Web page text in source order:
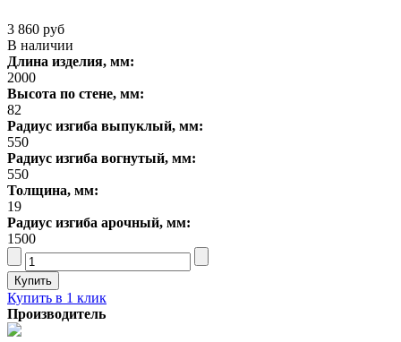
3 860 руб
В наличии
Длина изделия, мм:
2000
Высота по стене, мм:
82
Радиус изгиба выпуклый, мм:
550
Радиус изгиба вогнутый, мм:
550
Толщина, мм:
19
Радиус изгиба арочный, мм:
1500
Купить в 1 клик
Производитель